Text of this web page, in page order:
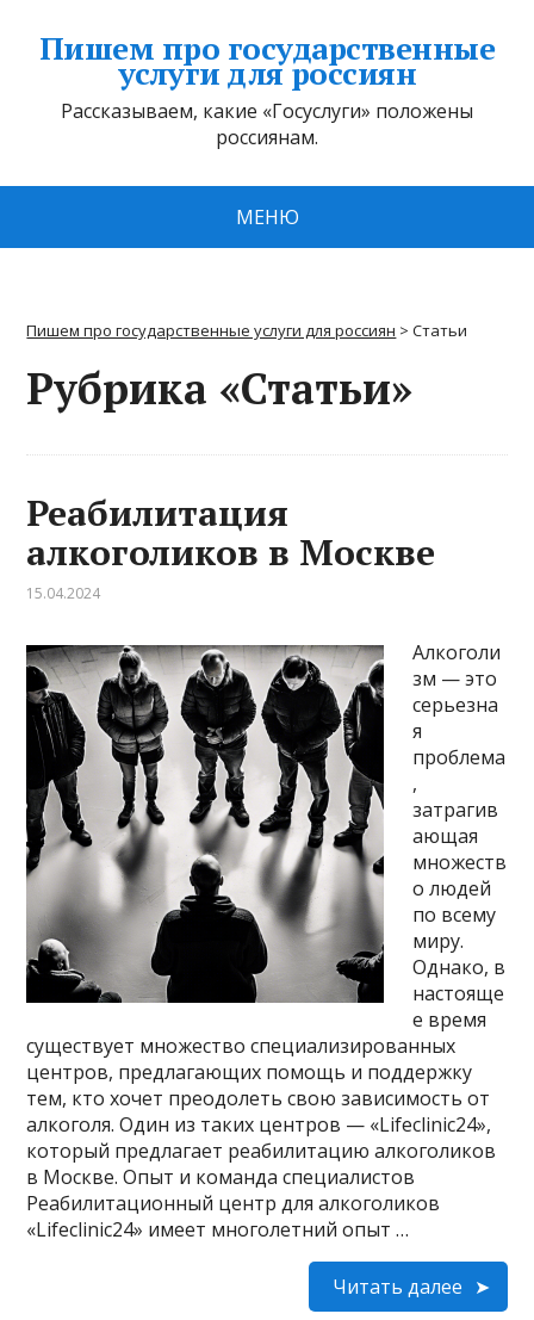
Пишем про государственные
услуги для россиян
Рассказываем, какие «Госуслуги» положены
россиянам.
МЕНЮ
Пишем про государственные услуги для россиян >Статьи
Рубрика «Статьи»
Реабилитация
алкоголиков в Москве
15.04.2024
Алкоголи
зм — это
серьезна
я
проблема
,
затрагив
ающая
множеств
о людей
по всему
миру.
Однако, в
настояще
е время
существует множество специализированных
центров, предлагающих помощь и поддержку
тем, кто хочет преодолеть свою зависимость от
алкоголя. Один из таких центров — «Lifeclinic24»,
который предлагает реабилитацию алкоголиков
в Москве. Опыт и команда специалистов
Реабилитационный центр для алкоголиков
«Lifeclinic24» имеет многолетний опыт …
Читать далее